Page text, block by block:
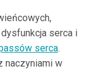
serca i
serca.
naczyniami w